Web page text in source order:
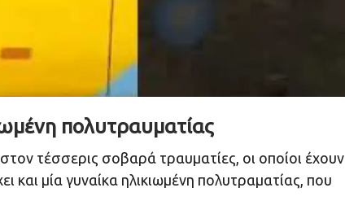
πολυτραυματίας
τέσσερις σοβαρά τραυματίες, οι οποίοι έχουν
και μία γυναίκα ηλικιωμένη πολυτραματίας, που